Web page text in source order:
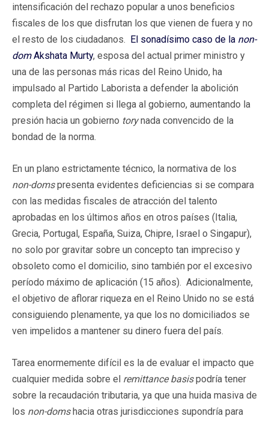
intensificación del rechazo popular a unos beneficios
fiscales de los que disfrutan los que vienen de fuera y no
el resto de los ciudadanos. El sonadísimo caso de la non-
domAkshata Murty, esposa del actual primer ministro y
una de las personas más ricas del Reino Unido, ha
impulsado al Partido Laborista a defender la abolición
completa del régimen si llega al gobierno, aumentando la
presión hacia un gobierno torynada convencido de la
bondad de la norma.
En un plano estrictamente técnico, la normativa de los
non-domspresenta evidentes deficiencias si se compara
con las medidas fiscales de atracción del talento
aprobadas en los últimos años en otros países (Italia,
Grecia, Portugal, España, Suiza, Chipre, Israel o Singapur),
no solo por gravitar sobre un concepto tan impreciso y
obsoleto como el domicilio, sino también por el excesivo
período máximo de aplicación (15 años). Adicionalmente,
el objetivo de aflorar riqueza en el Reino Unido no se está
consiguiendo plenamente, ya que los no domiciliados se
ven impelidos a mantener su dinero fuera del país.
Tarea enormemente difícil es la de evaluar el impacto que
cualquier medida sobre el remittance basispodría tener
sobre la recaudación tributaria, ya que una huida masiva de
los non-domshacia otras jurisdicciones supondría para